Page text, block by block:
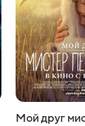
Мой друг